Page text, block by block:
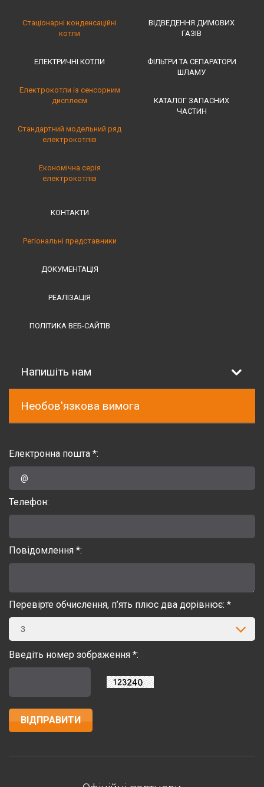
Стаціонарні конденсаційні
котли
ЕЛЕКТРИЧНІ КОТЛИ
Електрокотли із сенсорним
дисплеєм
Стандартний модельний ряд
електрокотлів
Економічна серія
електрокотлів
ВІДВЕДЕННЯ ДИМОВИХ
ГАЗІВ
ФІЛЬТРИ ТА СЕПАРАТОРИ
ШЛАМУ
КАТАЛОГ ЗАПАСНИХ
ЧАСТИН
КОНТАКТИ
Регіональні представники
ДОКУМЕНТАЦІЯ
РЕАЛІЗАЦІЯ
ПОЛІТИКА ВЕБ-САЙТІВ
Напишіть нам
Необов'язкова вимога
Електронна пошта *:
Телефон:
Повідомлення *:
Перевірте обчислення, п’ять плюс два дорівнює: *
3
Введіть номер зображення *: